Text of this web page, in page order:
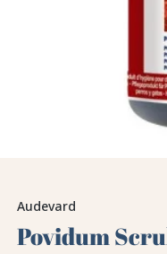
Audevard
Povidum